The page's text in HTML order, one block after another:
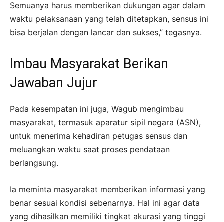
Semuanya harus memberikan dukungan agar dalam
waktu pelaksanaan yang telah ditetapkan, sensus ini
bisa berjalan dengan lancar dan sukses,” tegasnya.
Imbau Masyarakat Berikan
Jawaban Jujur
Pada kesempatan ini juga, Wagub mengimbau
masyarakat, termasuk aparatur sipil negara (ASN),
untuk menerima kehadiran petugas sensus dan
meluangkan waktu saat proses pendataan
berlangsung.
Ia meminta masyarakat memberikan informasi yang
benar sesuai kondisi sebenarnya. Hal ini agar data
yang dihasilkan memiliki tingkat akurasi yang tinggi